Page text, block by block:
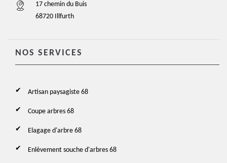
17 chemin du Buis
68720 Illfurth
NOS SERVICES
Artisan paysagiste 68
Coupe arbres 68
Elagage d'arbre 68
Enlèvement souche d'arbres 68